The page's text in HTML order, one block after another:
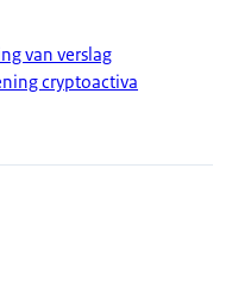
van verslag
cryptoactiva